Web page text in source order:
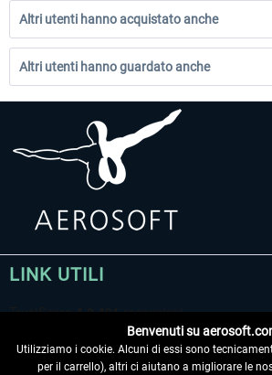
Altri utenti hanno acquistato anche
Altri utenti hanno guardato anche
LINK UTILI
Benvenuti su
Utilizziamo i cookie. Alcuni di essi sono
per il carrello), altri ci aiutano a migliorare le